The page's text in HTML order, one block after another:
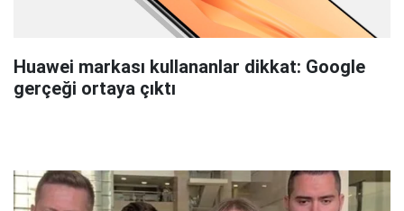
Huawei markası kullananlar dikkat: Google
gerçeği ortaya çıktı